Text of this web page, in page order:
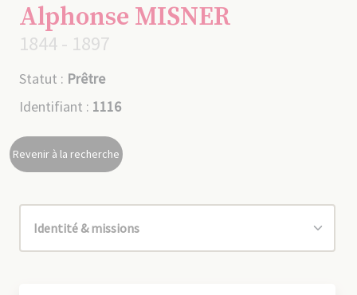
Alphonse MISNER
1844 - 1897
Statut : Prêtre
Identifiant : 1116
Revenir à la recherche